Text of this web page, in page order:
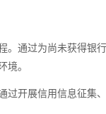
通过为尚未获得
境。
开展信用信息征集